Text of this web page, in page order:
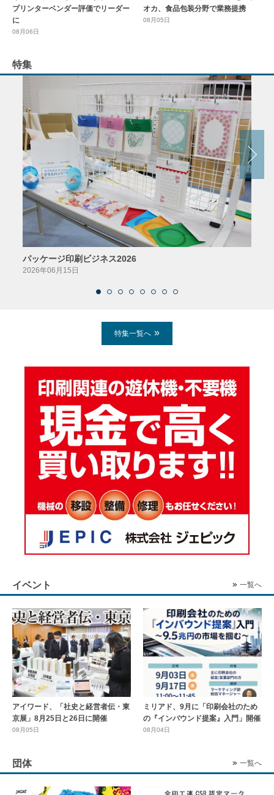
プリンターベンダー評価でリーダー
に
08月06日
オカ、食品包装分野で業務提携
08月05日
特集
パッケージ印刷ビジネス2026
2026年06月15日
特集一覧へ
イベント 一覧へ
アイワード、「社史と経営者伝・東
京展」8月25日と26日に開催
08月05日
ミリアド、9月に「印刷会社のため
の『インバウンド提案』入門」開催
08月04日
団体 一覧へ